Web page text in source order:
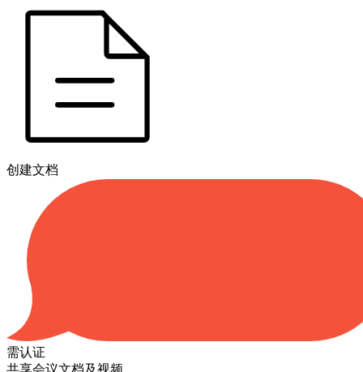
创建文档
需认证
共享会议文档及视频